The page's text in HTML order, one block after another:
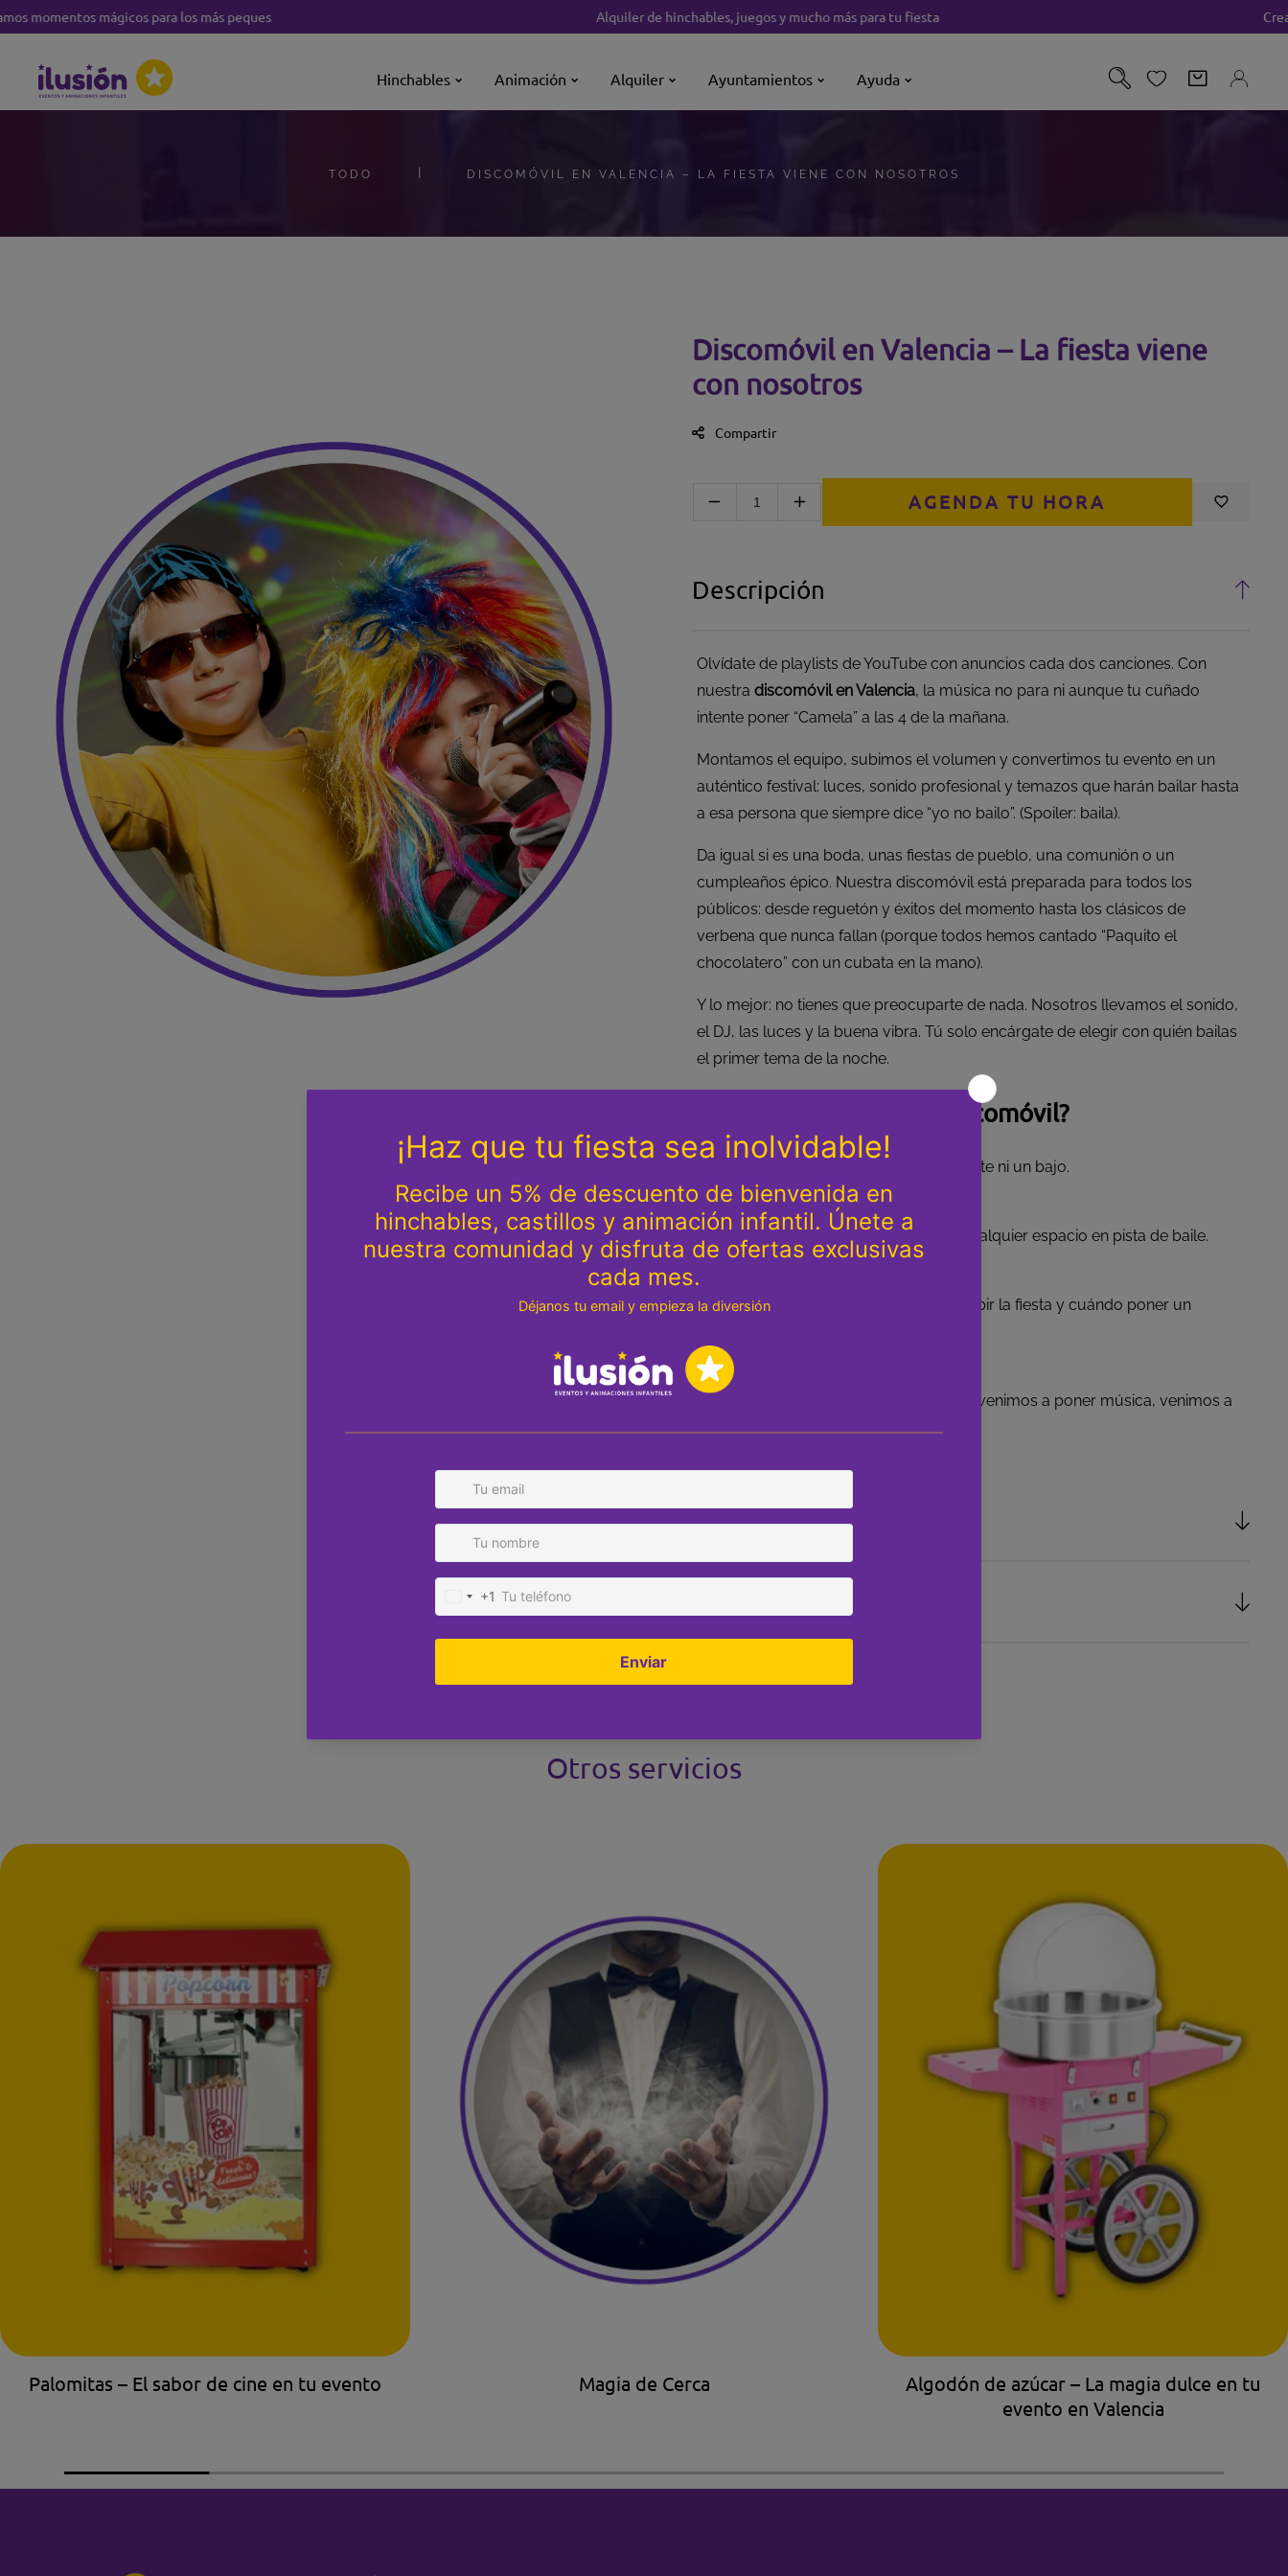
AL CONTENIDO
momentos mágicos para los más peques Alquiler de hinchables, juegos y mucho más para tu fiesta
Hinchables Animación Alquiler Ayuntamientos Ayuda
TODO DISCOMÓVIL EN VALENCIA – LA FIESTA VIENE CON NOSOTROS
Discomóvil en Valencia – La fiesta viene
con nosotros
Compartir
Disminuir cantidad para Discomóvil en Valencia – La fiesta viene con
Aumentar cantidad para Discomóvil en Valencia – La fiesta
AGENDA TU HORA
Descripción
Olvídate de playlists de YouTube con anuncios cada dos canciones. Con
nuestra discomóvil en Valencia, la música no para ni aunque tu cuñado
intente poner “Camela” a las 4 de la mañana.
Montamos el equipo, subimos el volumen y convertimos tu evento en un
auténtico festival: luces, sonido profesional y temazos que harán bailar hasta
a esa persona que siempre dice “yo no bailo”. (Spoiler: baila).
Da igual si es una boda, unas fiestas de pueblo, una comunión o un
cumpleaños épico. Nuestra discomóvil está preparada para todos los
públicos: desde reguetón y éxitos del momento hasta los clásicos de
verbena que nunca fallan (porque todos hemos cantado “Paquito el
chocolatero” con un cubata en la mano).
Y lo mejor: no tienes que preocuparte de nada. Nosotros llevamos el sonido,
el DJ, las luces y la buena vibra. Tú solo encárgate de elegir con quién bailas
el primer tema de la noche.
¿Qué incluye nuestra discomóvil?
para que no falte ni un bajo.
💡 Luces y efectosque convierten cualquier espacio en pista de baile.
🎧DJ animador
que sabe cuándo subir la fiesta y cuándo poner un
, porque no venimos a poner música, venimos a
Detalles adicionales
Otros servicios
Palomitas – El sabor de cine en tu evento Magia de Cerca
Algodón de azúcar – La magia dulce en tu
evento en Valencia